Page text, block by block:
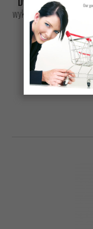
wykonana z mosiądzu,